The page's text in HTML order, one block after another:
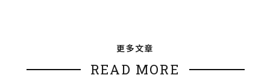
更多文章
READ MORE